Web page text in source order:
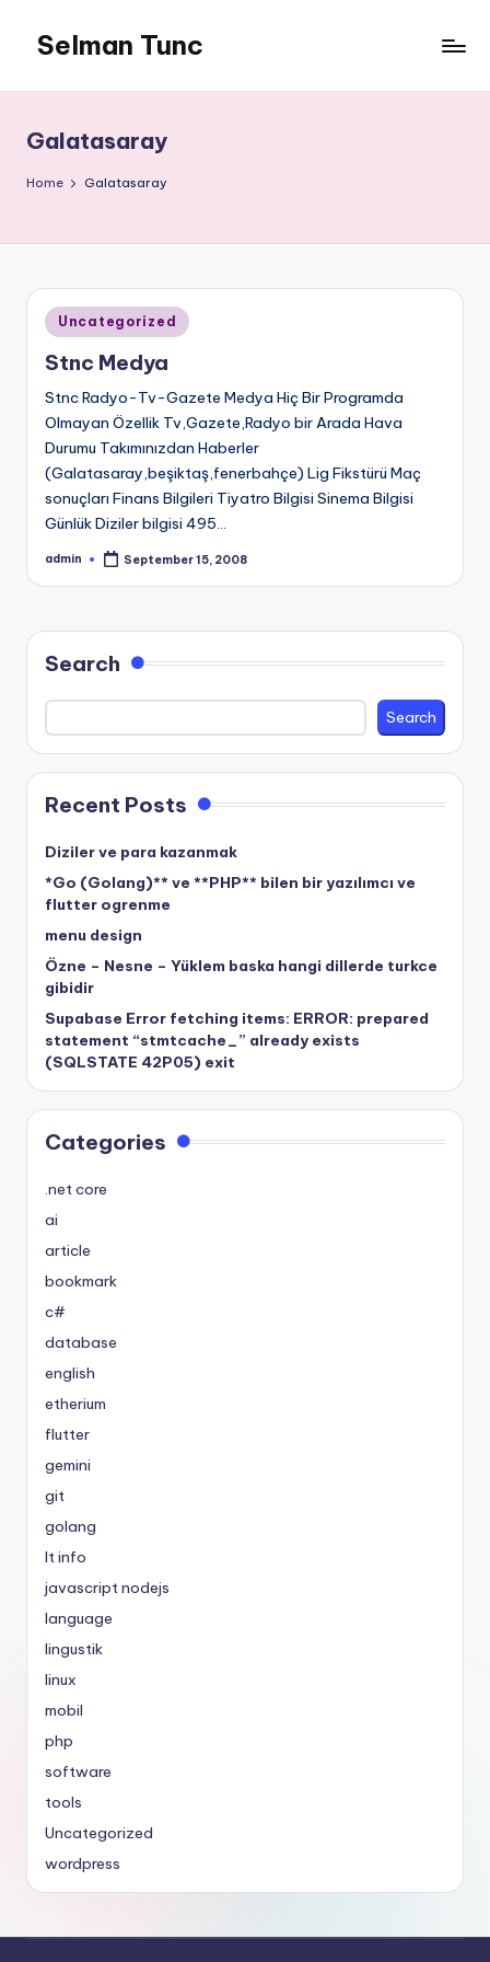
Selman Tunc
Galatasaray
Home Galatasaray
Posted
in
Uncategorized
Stnc Medya
Stnc Radyo-Tv-Gazete Medya Hiç Bir Programda
Olmayan Özellik Tv,Gazete,Radyo bir Arada Hava
Durumu Takımınızdan Haberler
(Galatasaray,beşiktaş,fenerbahçe) Lig Fikstürü Maç
sonuçları Finans Bilgileri Tiyatro Bilgisi Sinema Bilgisi
Günlük Diziler bilgisi 495…
Posted
admin September 15, 2008
Search
Search
Recent Posts
Diziler ve para kazanmak
*Go (Golang)** ve **PHP** bilen bir yazılımcı ve
flutter ogrenme
menu design
Özne – Nesne – Yüklem baska hangi dillerde turkce
gibidir
Supabase Error fetching items: ERROR: prepared
statement “stmtcache_” already exists
(SQLSTATE 42P05) exit
Categories
.net core
ai
article
bookmark
c#
database
english
etherium
flutter
gemini
git
golang
It info
javascript nodejs
language
lingustik
linux
mobil
php
software
tools
Uncategorized
wordpress